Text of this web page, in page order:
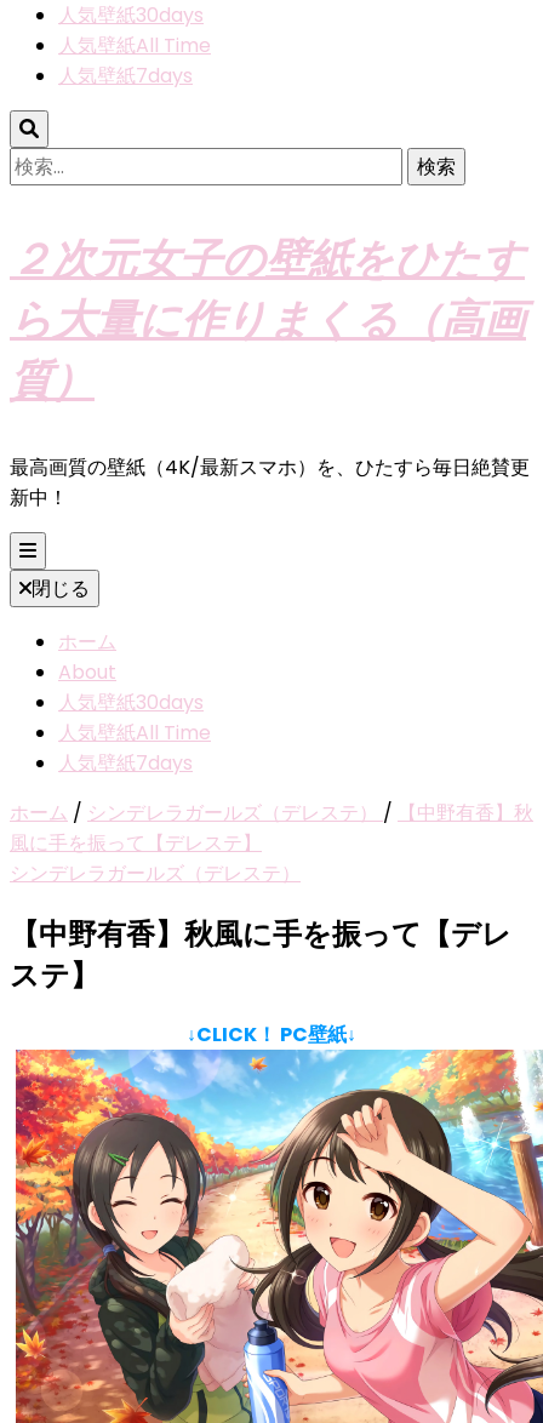
人気壁紙30days
人気壁紙All Time
人気壁紙7days
検
索:
２次元女子の壁紙をひたす
ら大量に作りまくる（高画
質）
最高画質の壁紙（4K/最新スマホ）を、ひたすら毎日絶賛更
新中！
閉じる
ホーム
About
人気壁紙30days
人気壁紙All Time
人気壁紙7days
ホーム / シンデレラガールズ（デレステ） /
【中野有香】秋
風に手を振って【デレステ】
シンデレラガールズ（デレステ）
【中野有香】秋風に手を振って【デレ
ステ】
↓CLICK！ PC壁紙↓